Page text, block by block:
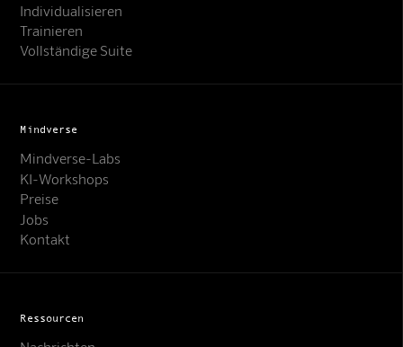
Individualisieren
Trainieren
Vollständige Suite
Mindverse
Mindverse-Labs
KI-Workshops
Preise
Jobs
Kontakt
Ressourcen